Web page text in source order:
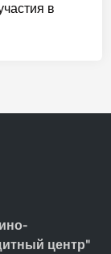
в
центр"